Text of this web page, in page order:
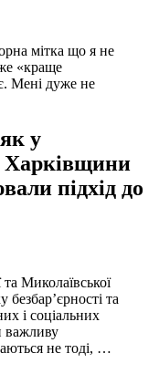
мітка що я не
«краще
Мені дуже не
у
Харківщини
підхід до
Миколаївської
безбар’єрності та
і соціальних
важливу
не тоді, …